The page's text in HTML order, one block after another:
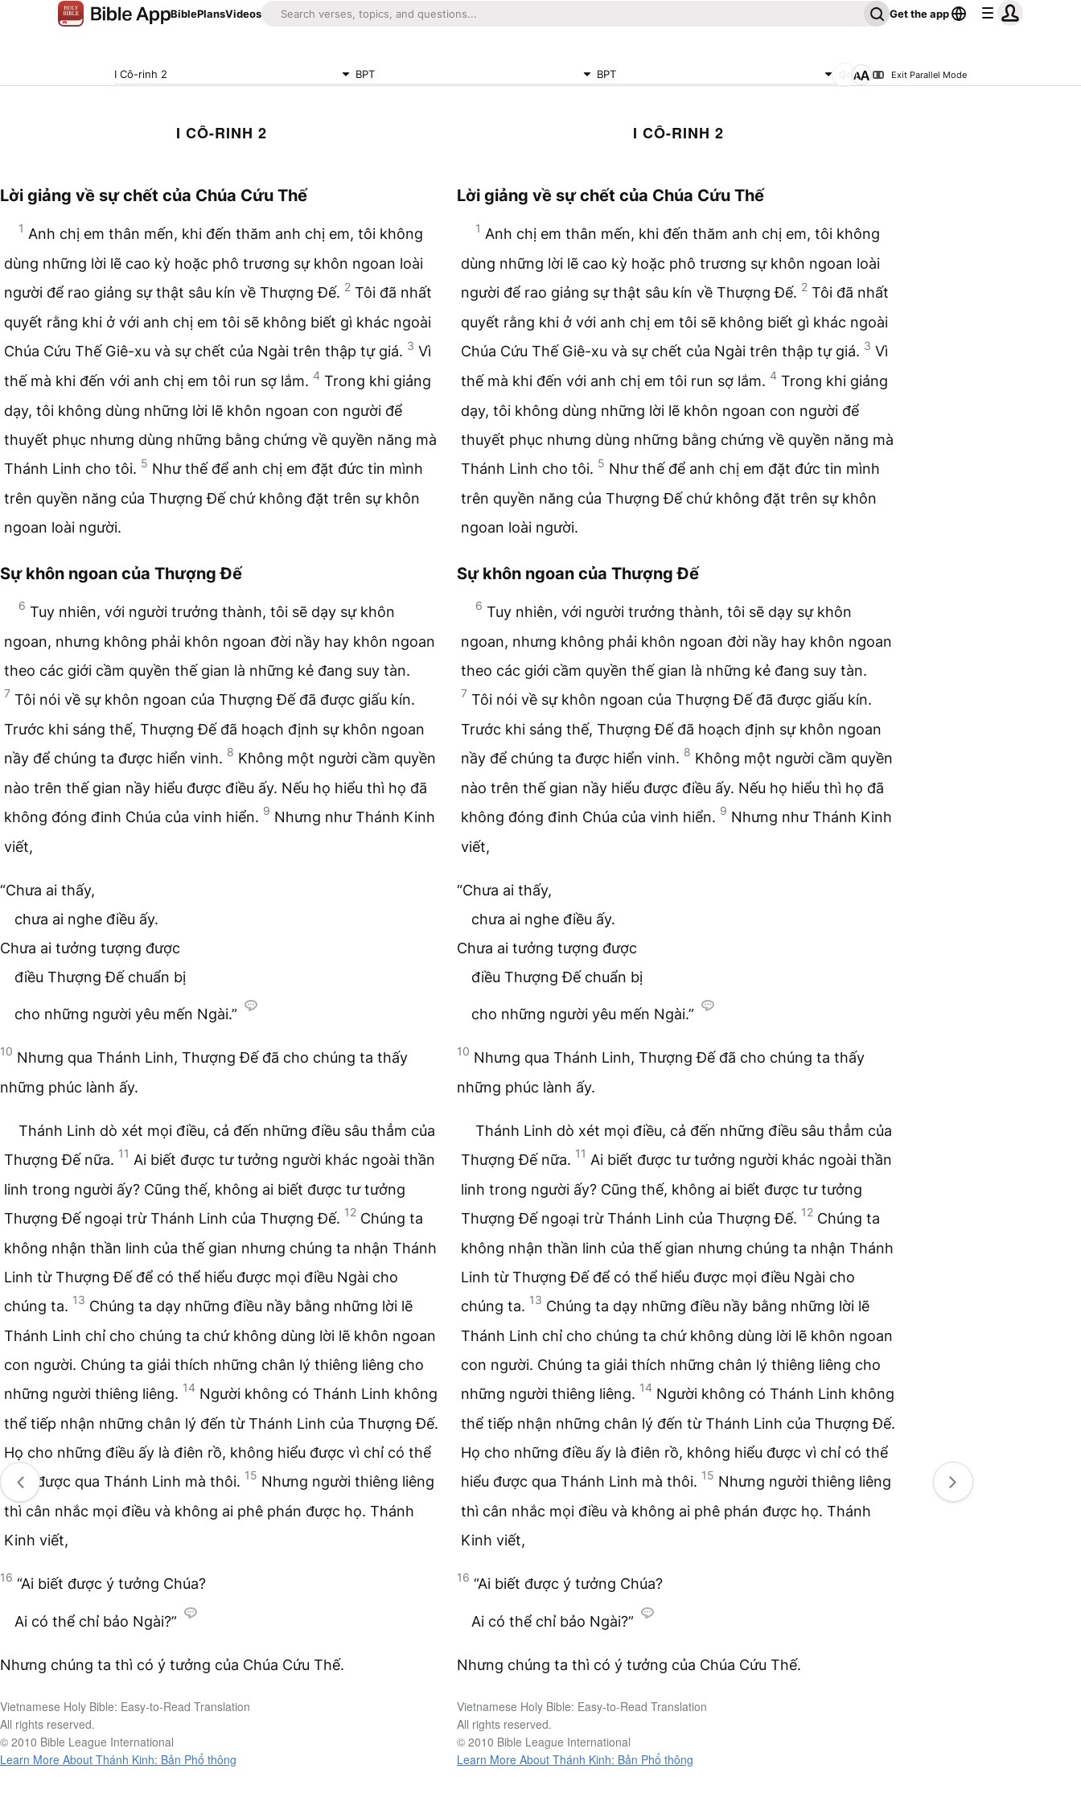
BiblePlansVideos Get the app
I Cô-rinh 2 BPT BPT Exit Parallel Mode
I CÔ-RINH 2
Lời giảng về sự chết của Chúa Cứu Thế
1 Anh chị em thân mến, khi đến thăm anh chị em, tôi không
dùng những lời lẽ cao kỳ hoặc phô trương sự khôn ngoan loài
người để rao giảng sự thật sâu kín về Thượng Đế. 2 Tôi đã nhất
quyết rằng khi ở với anh chị em tôi sẽ không biết gì khác ngoài
Chúa Cứu Thế Giê-xu và sự chết của Ngài trên thập tự giá. 3 Vì
thế mà khi đến với anh chị em tôi run sợ lắm. 4 Trong khi giảng
dạy, tôi không dùng những lời lẽ khôn ngoan con người để
thuyết phục nhưng dùng những bằng chứng về quyền năng mà
Thánh Linh cho tôi. 5 Như thế để anh chị em đặt đức tin mình
trên quyền năng của Thượng Đế chứ không đặt trên sự khôn
ngoan loài người.
Sự khôn ngoan của Thượng Đế
6 Tuy nhiên, với người trưởng thành, tôi sẽ dạy sự khôn
ngoan, nhưng không phải khôn ngoan đời nầy hay khôn ngoan
theo các giới cầm quyền thế gian là những kẻ đang suy tàn.
7 Tôi nói về sự khôn ngoan của Thượng Đế đã được giấu kín.
Trước khi sáng thế, Thượng Đế đã hoạch định sự khôn ngoan
nầy để chúng ta được hiển vinh. 8 Không một người cầm quyền
nào trên thế gian nầy hiểu được điều ấy. Nếu họ hiểu thì họ đã
không đóng đinh Chúa của vinh hiển. 9 Nhưng như Thánh Kinh
viết,
“Chưa ai thấy,
chưa ai nghe điều ấy.
Chưa ai tưởng tượng được
điều Thượng Đế chuẩn bị
cho những người yêu mến Ngài.”
10 Nhưng qua Thánh Linh, Thượng Đế đã cho chúng ta thấy
những phúc lành ấy.
Thánh Linh dò xét mọi điều, cả đến những điều sâu thẳm của
Thượng Đế nữa. 11 Ai biết được tư tưởng người khác ngoài thần
linh trong người ấy? Cũng thế, không ai biết được tư tưởng
Thượng Đế ngoại trừ Thánh Linh của Thượng Đế. 12 Chúng ta
không nhận thần linh của thế gian nhưng chúng ta nhận Thánh
Linh từ Thượng Đế để có thể hiểu được mọi điều Ngài cho
chúng ta. 13 Chúng ta dạy những điều nầy bằng những lời lẽ
Thánh Linh chỉ cho chúng ta chứ không dùng lời lẽ khôn ngoan
con người. Chúng ta giải thích những chân lý thiêng liêng cho
những người thiêng liêng. 14 Người không có Thánh Linh không
thể tiếp nhận những chân lý đến từ Thánh Linh của Thượng Đế.
Họ cho những điều ấy là điên rồ, không hiểu được vì chỉ có thể
hiểu được qua Thánh Linh mà thôi. 15 Nhưng người thiêng liêng
thì cân nhắc mọi điều và không ai phê phán được họ. Thánh
Kinh viết,
16 “Ai biết được ý tưởng Chúa?
Ai có thể chỉ bảo Ngài?”
Nhưng chúng ta thì có ý tưởng của Chúa Cứu Thế.
Vietnamese Holy Bible: Easy-to-Read Translation
All rights reserved.
© 2010 Bible League International
Learn More About Thánh Kinh: Bản Phổ thông
I CÔ-RINH 2
Lời giảng về sự chết của Chúa Cứu Thế
1 Anh chị em thân mến, khi đến thăm anh chị em, tôi không
dùng những lời lẽ cao kỳ hoặc phô trương sự khôn ngoan loài
người để rao giảng sự thật sâu kín về Thượng Đế. 2 Tôi đã nhất
quyết rằng khi ở với anh chị em tôi sẽ không biết gì khác ngoài
Chúa Cứu Thế Giê-xu và sự chết của Ngài trên thập tự giá. 3 Vì
thế mà khi đến với anh chị em tôi run sợ lắm. 4 Trong khi giảng
dạy, tôi không dùng những lời lẽ khôn ngoan con người để
thuyết phục nhưng dùng những bằng chứng về quyền năng mà
Thánh Linh cho tôi. 5 Như thế để anh chị em đặt đức tin mình
trên quyền năng của Thượng Đế chứ không đặt trên sự khôn
ngoan loài người.
Sự khôn ngoan của Thượng Đế
6 Tuy nhiên, với người trưởng thành, tôi sẽ dạy sự khôn
ngoan, nhưng không phải khôn ngoan đời nầy hay khôn ngoan
theo các giới cầm quyền thế gian là những kẻ đang suy tàn.
7 Tôi nói về sự khôn ngoan của Thượng Đế đã được giấu kín.
Trước khi sáng thế, Thượng Đế đã hoạch định sự khôn ngoan
nầy để chúng ta được hiển vinh. 8 Không một người cầm quyền
nào trên thế gian nầy hiểu được điều ấy. Nếu họ hiểu thì họ đã
không đóng đinh Chúa của vinh hiển. 9 Nhưng như Thánh Kinh
viết,
“Chưa ai thấy,
chưa ai nghe điều ấy.
Chưa ai tưởng tượng được
điều Thượng Đế chuẩn bị
cho những người yêu mến Ngài.”
10 Nhưng qua Thánh Linh, Thượng Đế đã cho chúng ta thấy
những phúc lành ấy.
Thánh Linh dò xét mọi điều, cả đến những điều sâu thẳm của
Thượng Đế nữa. 11 Ai biết được tư tưởng người khác ngoài thần
linh trong người ấy? Cũng thế, không ai biết được tư tưởng
Thượng Đế ngoại trừ Thánh Linh của Thượng Đế. 12 Chúng ta
không nhận thần linh của thế gian nhưng chúng ta nhận Thánh
Linh từ Thượng Đế để có thể hiểu được mọi điều Ngài cho
chúng ta. 13 Chúng ta dạy những điều nầy bằng những lời lẽ
Thánh Linh chỉ cho chúng ta chứ không dùng lời lẽ khôn ngoan
con người. Chúng ta giải thích những chân lý thiêng liêng cho
những người thiêng liêng. 14 Người không có Thánh Linh không
thể tiếp nhận những chân lý đến từ Thánh Linh của Thượng Đế.
Họ cho những điều ấy là điên rồ, không hiểu được vì chỉ có thể
hiểu được qua Thánh Linh mà thôi. 15 Nhưng người thiêng liêng
thì cân nhắc mọi điều và không ai phê phán được họ. Thánh
Kinh viết,
16 “Ai biết được ý tưởng Chúa?
Ai có thể chỉ bảo Ngài?”
Nhưng chúng ta thì có ý tưởng của Chúa Cứu Thế.
Vietnamese Holy Bible: Easy-to-Read Translation
All rights reserved.
© 2010 Bible League International
Learn More About Thánh Kinh: Bản Phổ thông